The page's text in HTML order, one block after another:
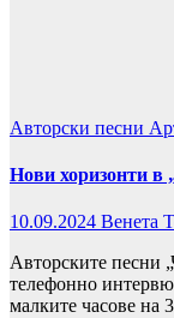
Авторски песни
Нови хоризонти в
10.09.2024 Венета
Авторските песни
телефонно
малките часове на